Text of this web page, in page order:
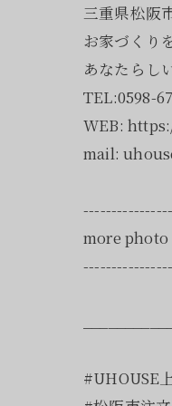
三重県松阪
お家づくり
あなたらし
TEL:0598-
WEB:
mail:
more
#UHOUSE